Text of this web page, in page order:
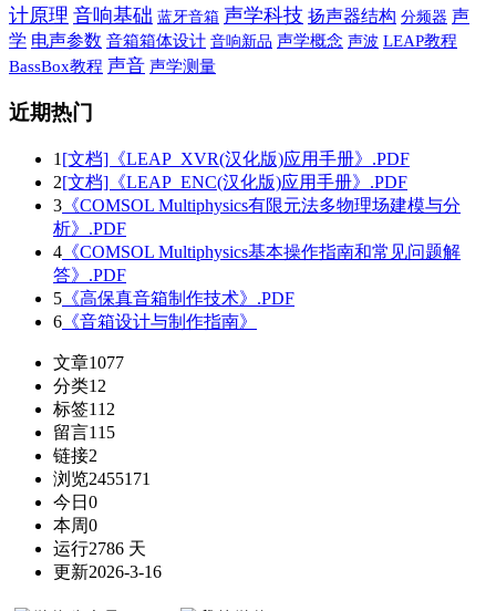
计原理 音响基础 蓝牙音箱 声学科技 扬声器结构 分频器 声
学 电声参数 音箱箱体设计 音响新品 声学概念 声波 LEAP教程
BassBox教程 声音 声学测量
近期热门
1 [文档]《LEAP_XVR(汉化版)应用手册》.PDF
2[文档]《LEAP_ENC(汉化版)应用手册》.PDF
3 《COMSOL Multiphysics有限元法多物理场建模与分
析》.PDF
4 《COMSOL Multiphysics基本操作指南和常见问题解
答》.PDF
5 《高保真音箱制作技术》.PDF
6 《音箱设计与制作指南》
文章1077
分类12
标签112
留言115
链接2
浏览2455171
今日 0
本周0
运行2786 天
更新2026-3-16